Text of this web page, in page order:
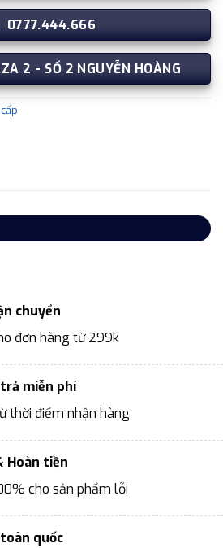
0777.444.666
2 - SỐ 2 NGUYỄN HOÀNG
chuyển
đơn hàng từ 299k
miễn phí
thời điểm nhận hàng
Hoàn tiền
cho sản phẩm lỗi
quốc